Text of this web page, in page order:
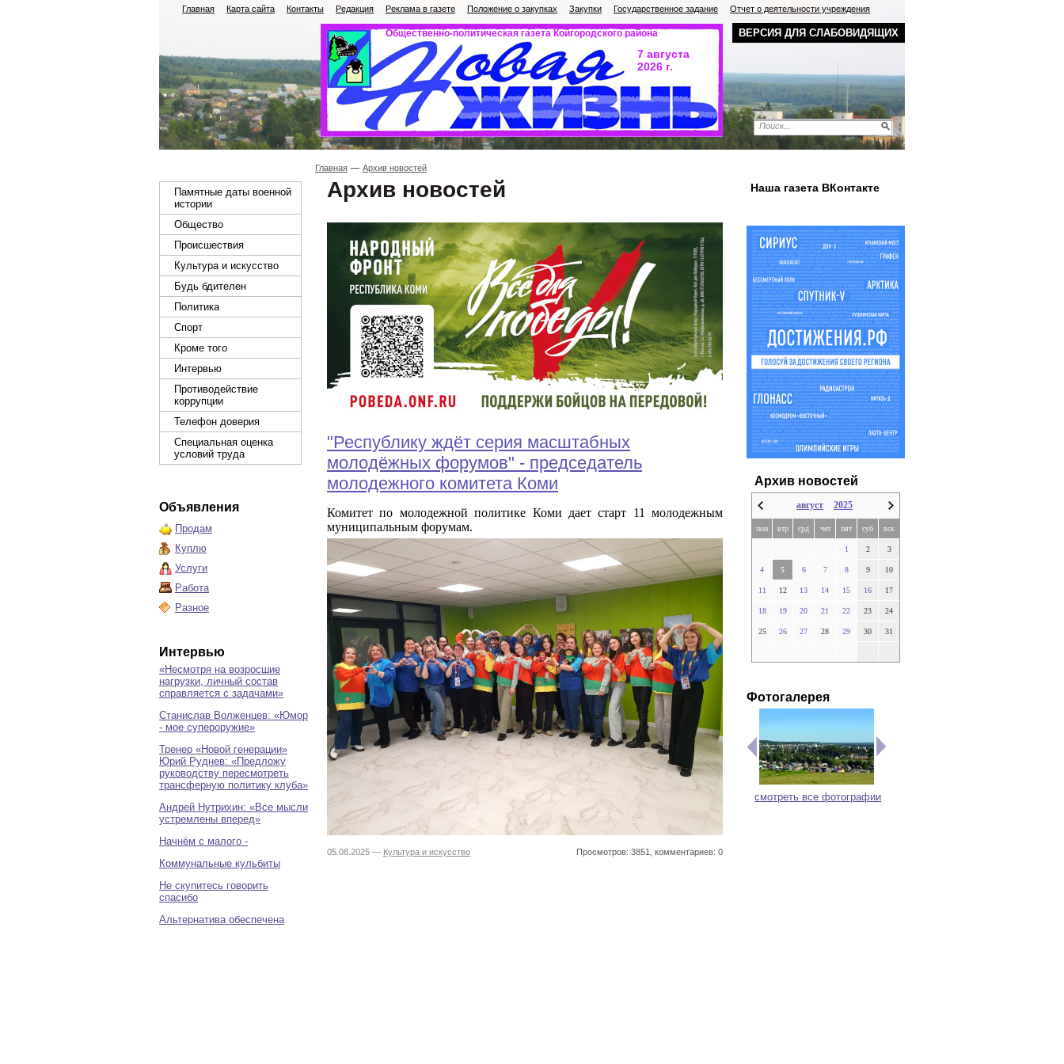
ВЕРСИЯ ДЛЯ СЛАБОВИДЯЩИХ
Главная Карта сайта Контакты Редакция Реклама в газете Положение о закупках Закупки Государственное задание Отчет о деятельности учреждения
Общественно-политическая газета Койгородского района
7 августа
2026 г.
Памятные даты военной
истории
Общество
Происшествия
Культура и искусство
Будь бдителен
Политика
Спорт
Кроме того
Интервью
Противодействие
коррупции
Телефон доверия
Специальная оценка
условий труда
Объявления
Продам
Куплю
Услуги
Работа
Разное
Интервью
«Несмотря на возросшие
нагрузки, личный состав
справляется с задачами»
Станислав Волженцев: «Юмор
- мое супероружие»
Тренер «Новой генерации»
Юрий Руднев: «Предложу
руководству пересмотреть
трансферную политику клуба»
Андрей Нутрихин: «Все мысли
устремлены вперед»
Начнём с малого -
Коммунальные кульбиты
Не скупитесь говорить
спасибо
Альтернатива обеспечена
Главная Архив новостей
Архив новостей
"Республику ждёт серия масштабных
молодёжных форумов" - председатель
молодежного комитета Коми
Комитет по молодежной политике Коми дает старт 11 молодежным
муниципальным форумам.
05.08.2025 — Культура и искусство Просмотров: 3851, комментариев: 0
Наша газета ВКонтакте
Архив новостей
август 2025
пон втр срд чет пят суб вск
1 2 3
4 5 6 7 8 9 10
11 12 13 14 15 16 17
18 19 20 21 22 23 24
25 26 27 28 29 30 31
Фотогалерея
смотреть все фотографии